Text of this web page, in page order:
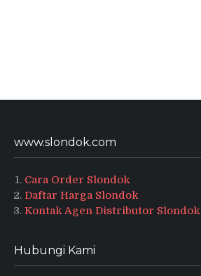
www.slondok.com
Cara Order Slondok
Daftar Harga Slondok
Kontak Agen Distributor Slondok
Hubungi Kami